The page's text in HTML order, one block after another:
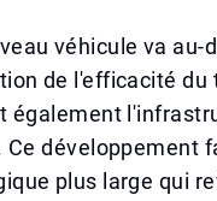
véhicule va au-
de l'efficacité du
également
développement
plus large qui